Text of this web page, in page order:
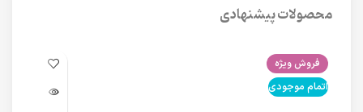
محصولات پیشنهادی
فروش ویژه
اتمام موجودی